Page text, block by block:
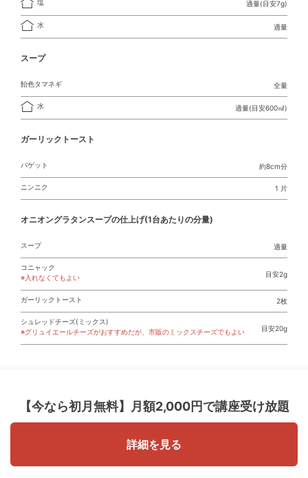
塩 適量(目安7g)
水 適量
スープ
飴色タマネギ 全量
水 適量(目安600㎖)
ガーリックトースト
バゲット 約8cm分
ニンニク 1 片
オニオングラタンスープの仕上げ(1台あたりの分量)
スープ 適量
コニャック
※入れなくてもよい
目安2g
ガーリックトースト 2枚
シュレッドチーズ(ミックス)
※グリュイエールチーズがおすすめだが、市販のミックスチーズでもよい
目安20g
【今なら初月無料】 月額2,000円で講座受け放題
詳細を見る